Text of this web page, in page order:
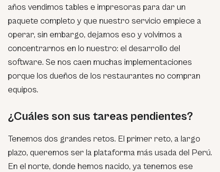
años vendimos tables e impresoras para dar un
paquete completo y que nuestro servicio empiece a
operar, sin embargo, dejamos eso y volvimos a
concentrarnos en lo nuestro: el desarrollo del
software. Se nos caen muchas implementaciones
porque los dueños de los restaurantes no compran
equipos.
¿Cuáles son sus tareas pendientes?
Tenemos dos grandes retos. El primer reto, a largo
plazo, queremos ser la plataforma más usada del Perú.
En el norte, donde hemos nacido, ya tenemos ese